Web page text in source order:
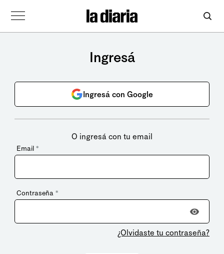
Ingresá
Ingresá con Google
O ingresá con tu email
Email *
Contraseña *
¿Olvidaste tu contraseña?